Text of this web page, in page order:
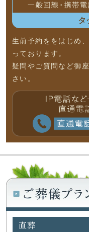
生前予約ををはじめ
っております。
疑問やご質問など御
さい。
直葬